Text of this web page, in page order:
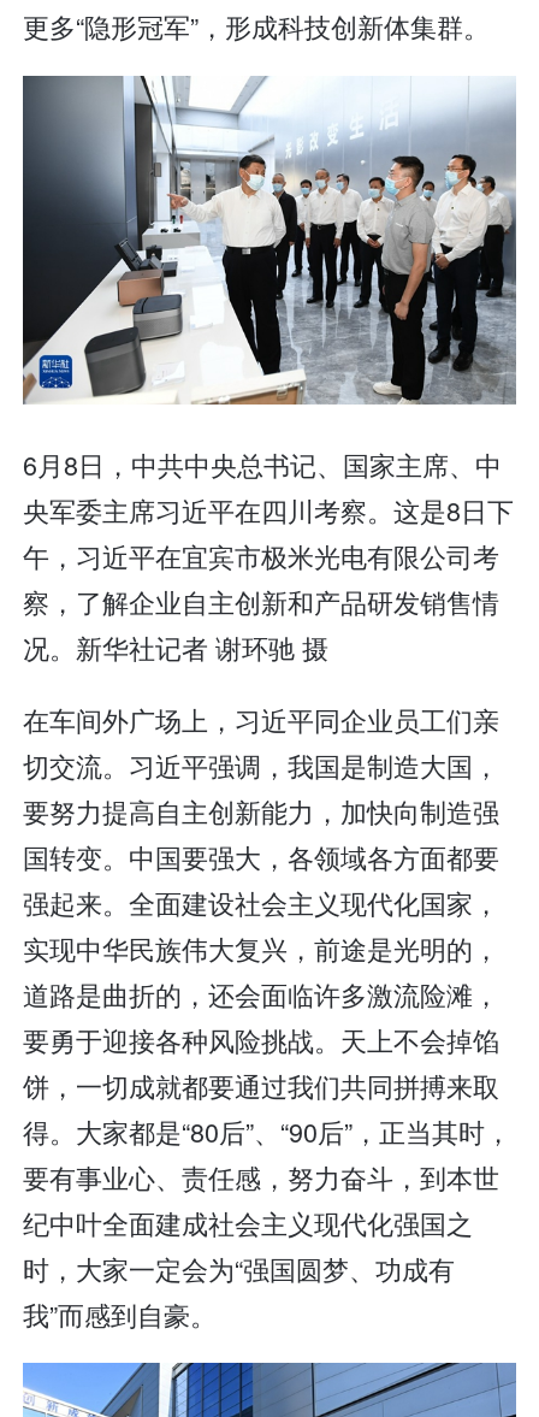
更多“隐形冠军”，形成科技创新体集群。
6月8日，中共中央总书记、国家主席、中
央军委主席习近平在四川考察。这是8日下
午，习近平在宜宾市极米光电有限公司考
察，了解企业自主创新和产品研发销售情
况。新华社记者 谢环驰 摄
在车间外广场上，习近平同企业员工们亲
切交流。习近平强调，我国是制造大国，
要努力提高自主创新能力，加快向制造强
国转变。中国要强大，各领域各方面都要
强起来。全面建设社会主义现代化国家，
实现中华民族伟大复兴，前途是光明的，
道路是曲折的，还会面临许多激流险滩，
要勇于迎接各种风险挑战。天上不会掉馅
饼，一切成就都要通过我们共同拼搏来取
得。大家都是“80后”、“90后”，正当其时，
要有事业心、责任感，努力奋斗，到本世
纪中叶全面建成社会主义现代化强国之
时，大家一定会为“强国圆梦、功成有
我”而感到自豪。